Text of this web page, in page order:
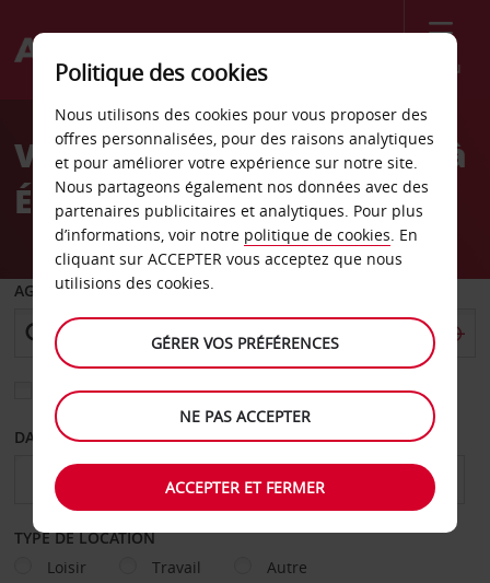
Menu
Welcome
AvisVotre location de voiture à
Édimbourg
AGENCE DE DÉPART
Sélectionnez une autre agence de retour
DATE DE DÉPART DATE DE RETOUR
TYPE DE LOCATION
Loisir
Travail Autre
Politique des cookies
Nous utilisons des cookies pour vous proposer des
offres personnalisées, pour des raisons analytiques
et pour améliorer votre expérience sur notre site.
Nous partageons également nos données avec des
partenaires publicitaires et analytiques. Pour plus
d’informations, voir notre politique de cookies. En
cliquant sur ACCEPTER vous acceptez que nous
utilisions des cookies.
GÉRER VOS PRÉFÉRENCES
NE PAS ACCEPTER
ACCEPTER ET FERMER